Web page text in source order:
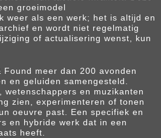
groeimodel
weer als een werk; het is altijd en
en wordt niet regelmatig
of actualisering wenst, kun
meer dan 200 avonden
en geluiden samengesteld.
wetenschappers en muzikanten
zien, experimenteren of tonen
oeuvre past. Een specifiek en
en hybride werk dat in een
heeft.